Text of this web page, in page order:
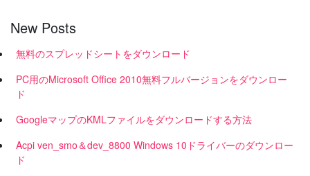
New Posts
無料のスプレッドシートをダウンロード
PC用のMicrosoft Office 2010無料フルバージョンをダウンロー
ド
GoogleマップのKMLファイルをダウンロードする方法
Acpi ven_smo＆dev_8800 Windows 10ドライバーのダウンロー
ド